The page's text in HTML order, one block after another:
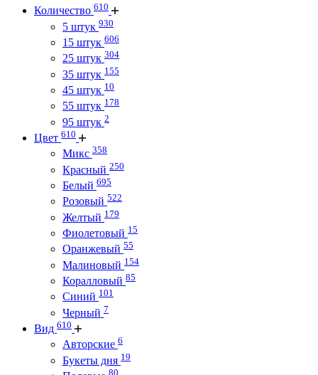
Количество 610
5 штук 930
15 штук 606
25 штук 304
35 штук 155
45 штук 10
55 штук 178
95 штук 2
Цвет 610
Микс 358
Красный 250
Белый 695
Розовый 522
Желтый 179
Фиолетовый 15
Оранжевый 55
Малиновый 154
Коралловый 85
Синий 101
Черный 7
Вид 610
Авторские 6
Букеты дня 19
80